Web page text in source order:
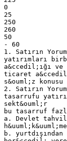
0
25
250
260
50
- 60
1. Satırın
yatırımları
a&ccedil;ığı ve
ticaret
s&ouml;z konusu
2. Satırın
tasarrufu
sekt&ouml;r
bu tasarruf
a. Devlet
b.